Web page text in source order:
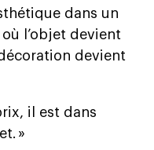
dans un
l’objet devient
devient
il est dans
»